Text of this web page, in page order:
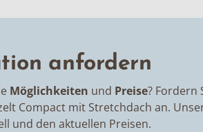
anfordern
Möglichkeiten und Preise? Fordern
Compact mit Stretchdach an.
und den aktuellen Preisen.